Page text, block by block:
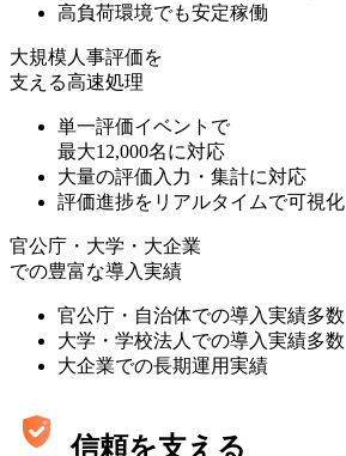
高負荷環境でも安定稼働
大規模人事評価を
支える高速処理
単一評価イベントで
最大12,000名に対応
大量の評価入力・集計に対応
評価進捗をリアルタイムで可視化
官公庁・大学・大企業
での豊富な導入実績
官公庁・自治体での導入実績多数
大学・学校法人での導入実績多数
大企業での長期運用実績
信頼を支える